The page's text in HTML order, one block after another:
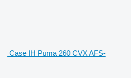
Case IH Puma 260 CVX AFS-